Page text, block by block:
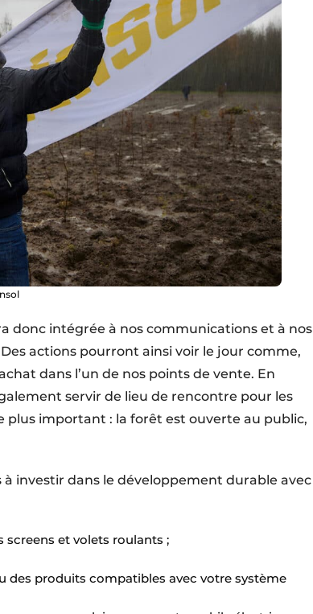
donc intégrée à nos communications et à nos
actions pourront ainsi voir le jour comme,
dans l’un de nos points de vente. En
servir de lieu de rencontre pour les
plus important : la forêt est ouverte au public,
investir dans le développement durable avec
screens et volets roulants ;
des produits compatibles avec votre système